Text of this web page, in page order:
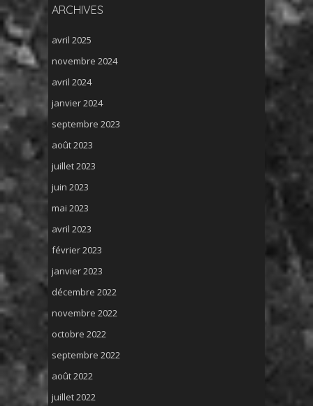
ARCHIVES
avril 2025
novembre 2024
avril 2024
janvier 2024
septembre 2023
août 2023
juillet 2023
juin 2023
mai 2023
avril 2023
février 2023
janvier 2023
décembre 2022
novembre 2022
octobre 2022
septembre 2022
août 2022
juillet 2022